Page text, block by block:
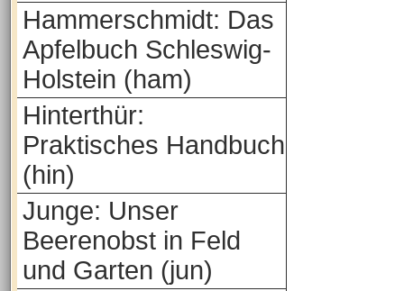
Hammerschmidt: Das
Apfelbuch Schleswig-
Holstein (ham)
Hinterthür:
Praktisches Handbuch
(hin)
Junge: Unser
Beerenobst in Feld
und Garten (jun)